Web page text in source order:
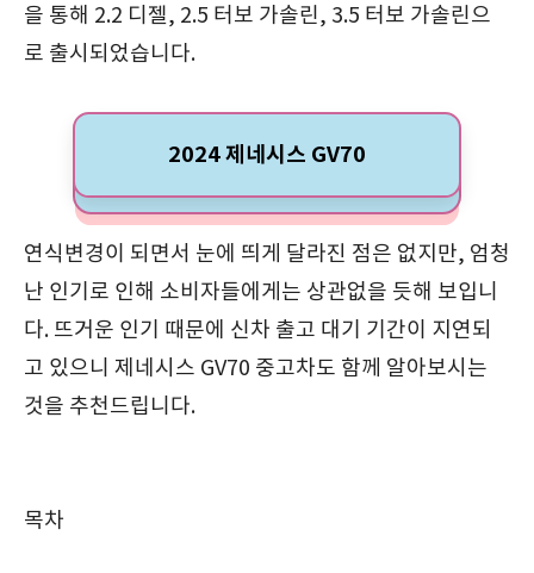
을 통해 2.2 디젤, 2.5 터보 가솔린, 3.5 터보 가솔린으
로 출시되었습니다.
2024 제네시스 GV70
연식변경이 되면서 눈에 띄게 달라진 점은 없지만, 엄청
난 인기로 인해 소비자들에게는 상관없을 듯해 보입니
다. 뜨거운 인기 때문에 신차 출고 대기 기간이 지연되
고 있으니 제네시스 GV70 중고차도 함께 알아보시는
것을 추천드립니다.
목차